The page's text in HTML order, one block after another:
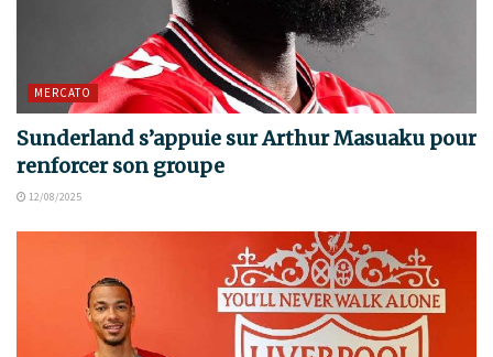
MERCATO
Sunderland s’appuie sur Arthur Masuaku pour
renforcer son groupe
12/08/2025